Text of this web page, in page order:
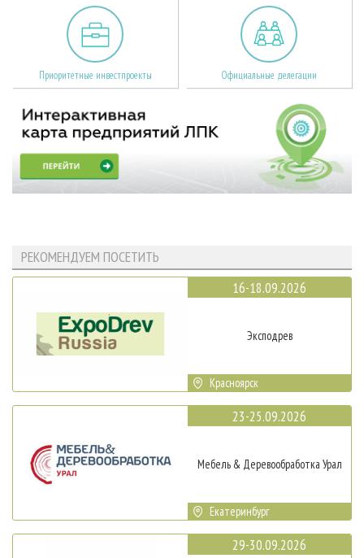
Приоритетные инвестпроекты Официальные делегации
РЕКОМЕНДУЕМ ПОСЕТИТЬ
16-18.09.2026
Эксподрев
Красноярск
23-25.09.2026
Мебель & Деревообработка Урал
Екатеринбург
29-30.09.2026